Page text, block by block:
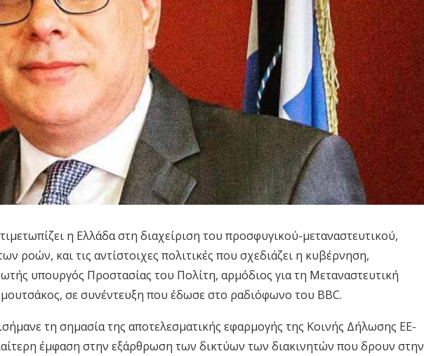
η Ελλάδα στη διαχείριση του προσφυγικού-μεταναστευτικού,
ροών, και τις αντίστοιχες πολιτικές που σχεδιάζει η κυβέρνηση,
υπουργός Προστασίας του Πολίτη, αρμόδιος για τη Mεταναστευτική
σε συνέντευξη που έδωσε στο ραδιόφωνο του BBC.
τη σημασία της αποτελεσματικής εφαρμογής της Κοινής Δήλωσης ΕΕ-
έμφαση στην εξάρθρωση των δικτύων των διακινητών που δρουν στην